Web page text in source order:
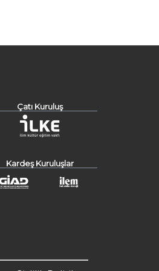
Çatı Kuruluş
Kardeş Kuruluşlar